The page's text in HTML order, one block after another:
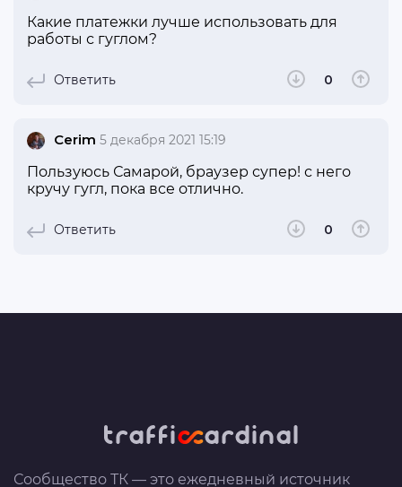
Какие платежки лучше использовать для
работы с гуглом?
Ответить 0
Cerim 5 декабря 2021 15:19
Пользуюсь Самарой, браузер супер! с него
кручу гугл, пока все отлично.
Ответить 0
Сообщество ТК — это ежедневный источник